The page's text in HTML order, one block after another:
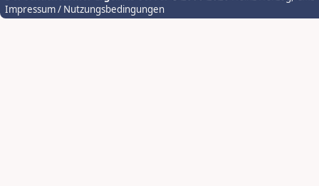
Impressum / Nutzungsbedingungen